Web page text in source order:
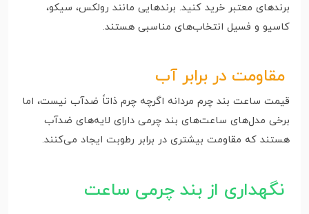
برندهای معتبر خرید کنید. برندهایی مانند رولکس، سیکو،
کاسیو و فسیل انتخاب‌های مناسبی هستند.
مقاومت در برابر آب
قیمت ساعت بند چرم مردانه اگرچه چرم ذاتاً ضدآب نیست، اما
برخی مدل‌های ساعت‌های بند چرمی دارای لایه‌های ضدآب
هستند که مقاومت بیشتری در برابر رطوبت ایجاد می‌کنند.
نگهداری از بند چرمی ساعت